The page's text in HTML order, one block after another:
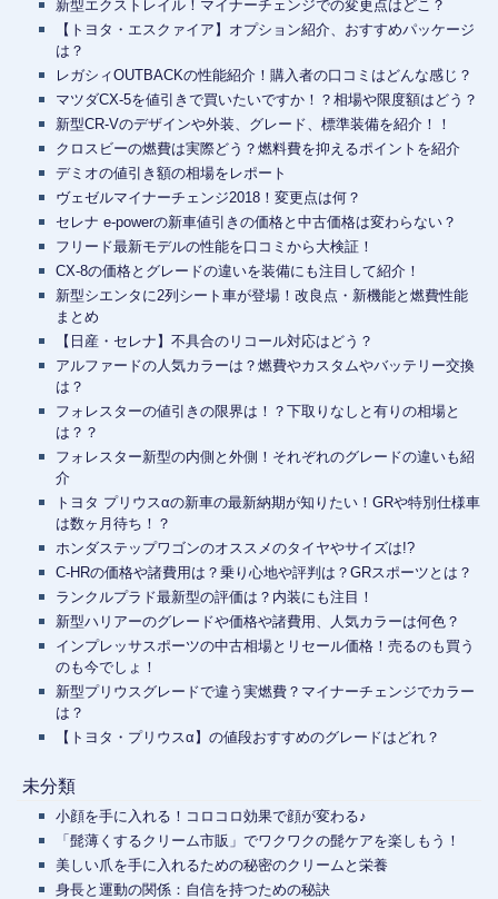
新型エクストレイル！マイナーチェンジでの変更点はどこ？
【トヨタ・エスクァイア】オプション紹介、おすすめパッケージ
は？
レガシィOUTBACKの性能紹介！購入者の口コミはどんな感じ？
マツダCX-5を値引きで買いたいですか！？相場や限度額はどう？
新型CR-Vのデザインや外装、グレード、標準装備を紹介！！
クロスビーの燃費は実際どう？燃料費を抑えるポイントを紹介
デミオの値引き額の相場をレポート
ヴェゼルマイナーチェンジ2018！変更点は何？
セレナ e-powerの新車値引きの価格と中古価格は変わらない？
フリード最新モデルの性能を口コミから大検証！
CX-8の価格とグレードの違いを装備にも注目して紹介！
新型シエンタに2列シート車が登場！改良点・新機能と燃費性能
まとめ
【日産・セレナ】不具合のリコール対応はどう？
アルファードの人気カラーは？燃費やカスタムやバッテリー交換
は？
フォレスターの値引きの限界は！？下取りなしと有りの相場と
は？？
フォレスター新型の内側と外側！それぞれのグレードの違いも紹
介
トヨタ プリウスαの新車の最新納期が知りたい！GRや特別仕様車
は数ヶ月待ち！？
ホンダステップワゴンのオススメのタイヤやサイズは!?
C-HRの価格や諸費用は？乗り心地や評判は？GRスポーツとは？
ランクルプラド最新型の評価は？内装にも注目！
新型ハリアーのグレードや価格や諸費用、人気カラーは何色？
インプレッサスポーツの中古相場とリセール価格！売るのも買う
のも今でしょ！
新型プリウスグレードで違う実燃費？マイナーチェンジでカラー
は？
【トヨタ・プリウスα】の値段おすすめのグレードはどれ？
未分類
小顔を手に入れる！コロコロ効果で顔が変わる♪
「髭薄くするクリーム市販」でワクワクの髭ケアを楽しもう！
美しい爪を手に入れるための秘密のクリームと栄養
身長と運動の関係：自信を持つための秘訣